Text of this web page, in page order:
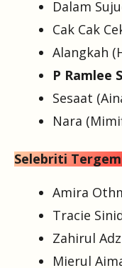
Dalam
Cak Cak
Alangkah
P Ramlee
Sesaat
Nara
Selebriti
Amira
Tracie
Zahirul
Mierul